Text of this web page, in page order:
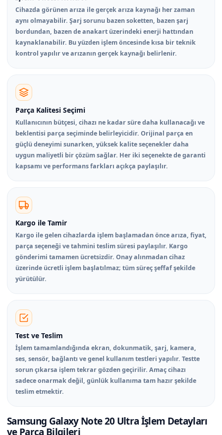
Cihazda görünen arıza ile gerçek arıza kaynağı her zaman
aynı olmayabilir. Şarj sorunu bazen soketten, bazen şarj
bordundan, bazen de anakart üzerindeki enerji hattından
kaynaklanabilir. Bu yüzden işlem öncesinde kısa bir teknik
kontrol yapılır ve arızanın gerçek kaynağı belirlenir.
Parça Kalitesi Seçimi
Kullanıcının bütçesi, cihazı ne kadar süre daha kullanacağı ve
beklentisi parça seçiminde belirleyicidir. Orijinal parça en
güçlü deneyimi sunarken, yüksek kalite seçenekler daha
uygun maliyetli bir çözüm sağlar. Her iki seçenekte de garanti
kapsamı ve performans farkları açıkça paylaşılır.
Kargo ile Tamir
Kargo ile gelen cihazlarda işlem başlamadan önce arıza, fiyat,
parça seçeneği ve tahmini teslim süresi paylaşılır. Kargo
gönderimi tamamen ücretsizdir. Onay alınmadan cihaz
üzerinde ücretli işlem başlatılmaz; tüm süreç şeffaf şekilde
yürütülür.
Test ve Teslim
İşlem tamamlandığında ekran, dokunmatik, şarj, kamera,
ses, sensör, bağlantı ve genel kullanım testleri yapılır. Testte
sorun çıkarsa işlem tekrar gözden geçirilir. Amaç cihazı
sadece onarmak değil, günlük kullanıma tam hazır şekilde
teslim etmektir.
Samsung Galaxy Note 20 Ultra İşlem Detayları
ve Parça Bilgileri